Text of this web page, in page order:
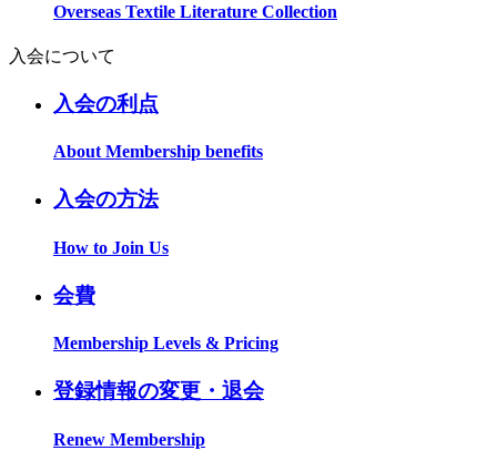
Overseas Textile Literature Collection
入会について
入会の利点
About Membership benefits
入会の方法
How to Join Us
会費
Membership Levels & Pricing
登録情報の変更・退会
Renew Membership